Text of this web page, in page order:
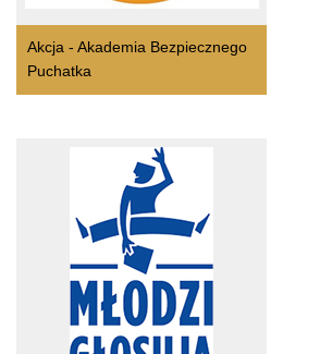
Akcja - Akademia Bezpiecznego
Puchatka